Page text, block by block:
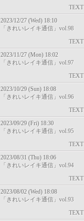
TEXT
2023/12/27 (Wed) 18:10
「きれいレイキ通信」vol.98
TEXT
2023/11/27 (Mon) 18:02
「きれいレイキ通信」vol.97
TEXT
2023/10/29 (Sun) 18:08
「きれいレイキ通信」vol.96
TEXT
2023/09/29 (Fri) 18:30
「きれいレイキ通信」vol.95
TEXT
2023/08/31 (Thu) 18:06
「きれいレイキ通信」vol.94
TEXT
2023/08/02 (Wed) 18:08
「きれいレイキ通信」vol.93
TEXT